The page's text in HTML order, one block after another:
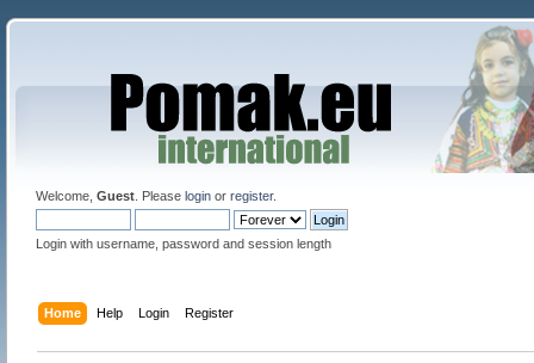
Welcome, Guest. Please loginor register.
Login with username, password and session length
Home Help Login Register